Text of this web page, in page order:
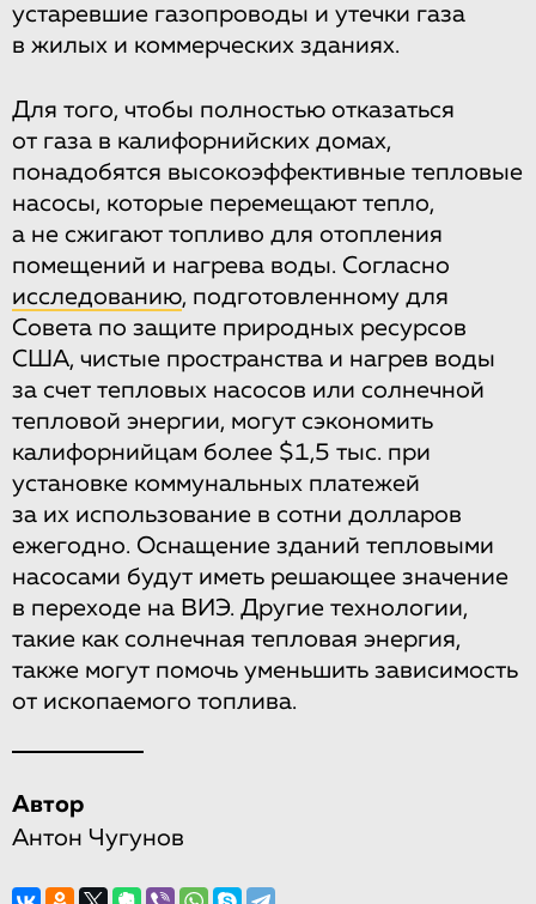
устаревшие газопроводы и утечки газа
в жилых и коммерческих зданиях.
Для того, чтобы полностью отказаться
от газа в калифорнийских домах,
понадобятся высокоэффективные тепловые
насосы, которые перемещают тепло,
а не сжигают топливо для отопления
помещений и нагрева воды. Согласно
исследованию, подготовленному для
Совета по защите природных ресурсов
США, чистые пространства и нагрев воды
за счет тепловых насосов или солнечной
тепловой энергии, могут сэкономить
калифорнийцам более $1,5 тыс. при
установке коммунальных платежей
за их использование в сотни долларов
ежегодно. Оснащение зданий тепловыми
насосами будут иметь решающее значение
в переходе на ВИЭ. Другие технологии,
такие как солнечная тепловая энергия,
также могут помочь уменьшить зависимость
от ископаемого топлива.
Автор
Антон Чугунов